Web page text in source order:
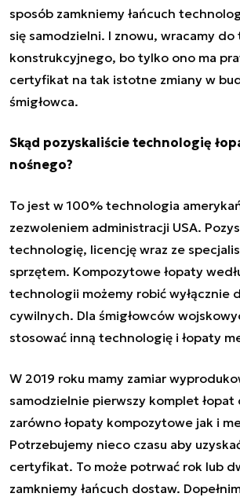
sposób zamkniemy łańcuch
się samodzielni. I znowu, wracamy do
konstrukcyjnego, bo tylko ono ma
certyfikat na tak istotne zmiany w
śmigłowca.
Skąd pozyskaliście technologię
nośnego?
To jest w 100% technologia
zezwoleniem administracji USA.
technologię, licencję wraz ze
sprzętem. Kompozytowe łopaty
technologii możemy robić wyłącznie
cywilnych. Dla śmigłowców
stosować inną technologię i łopaty
W 2019 roku mamy zamiar
samodzielnie pierwszy komplet łopat
zarówno łopaty kompozytowe jak i
Potrzebujemy nieco czasu aby
certyfikat. To może potrwać rok lub
zamkniemy łańcuch dostaw.